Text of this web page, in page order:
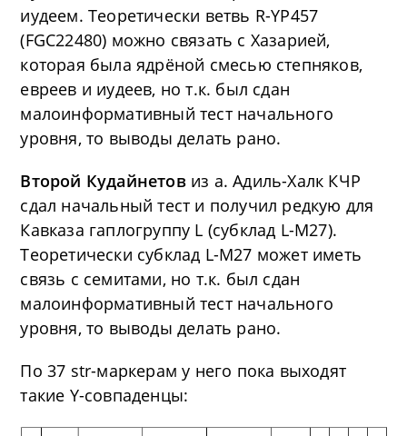
иудеем. Теоретически ветвь R-YP457
(FGC22480) можно связать с Хазарией,
которая была ядрёной смесью степняков,
евреев и иудеев, но т.к. был сдан
малоинформативный тест начального
уровня, то выводы делать рано.
Второй Кудайнетовиз а. Адиль-Халк КЧР
сдал начальный тест и получил редкую для
Кавказа гаплогруппу L (субклад L-M27).
Теоретически субклад L-M27 может иметь
связь с семитами, но т.к. был сдан
малоинформативный тест начального
уровня, то выводы делать рано.
По 37 str-маркерам у него пока выходят
такие Y-совпаденцы: